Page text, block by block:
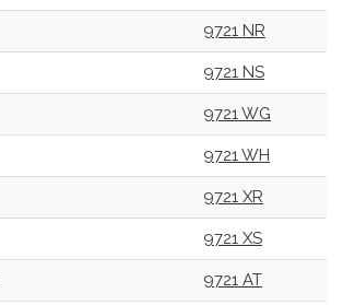
9721 NR
9721 NS
9721 WG
9721 WH
9721 XR
9721 XS
9721 AT